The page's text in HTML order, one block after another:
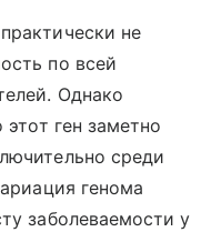
не
по всей
Однако
ген заметно
среди
генома
заболеваемости у